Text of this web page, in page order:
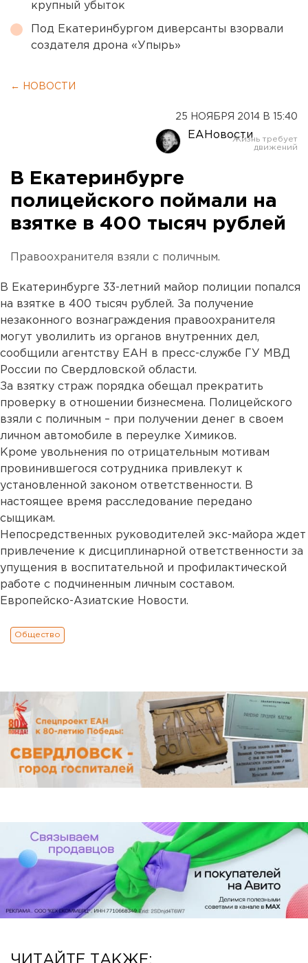
крупный убыток
Под Екатеринбургом диверсанты взорвали
создателя дрона «Упырь»
← НОВОСТИ
25 НОЯБРЯ 2014 В 15:40
ЕАНовости
В Екатеринбурге
полицейского поймали на
взятке в 400 тысяч рублей
Правоохранителя взяли с поличным.
В Екатеринбурге 33-летний майор полиции попался
на взятке в 400 тысяч рублей. За получение
незаконного вознаграждения правоохранителя
могут уволилить из органов внутренних дел,
сообщили агентству ЕАН в пресс-службе ГУ МВД
России по Свердловской области.
За взятку страж порядка обещал прекратить
проверку в отношении бизнесмена. Полицейского
взяли с поличным – при получении денег в своем
личном автомобиле в переулке Химиков.
Кроме увольнения по отрицательным мотивам
провинившегося сотрудника привлекут к
установленной законом ответственности. В
настоящее время расследование передано
сыщикам.
Непосредственных руководителей экс-майора ждет
привлечение к дисциплинарной ответственности за
упущения в воспитательной и профилактической
работе с подчиненным личным составом.
Европейско-Азиатские Новости.
Общество
ЧИТАЙТЕ ТАКЖЕ: